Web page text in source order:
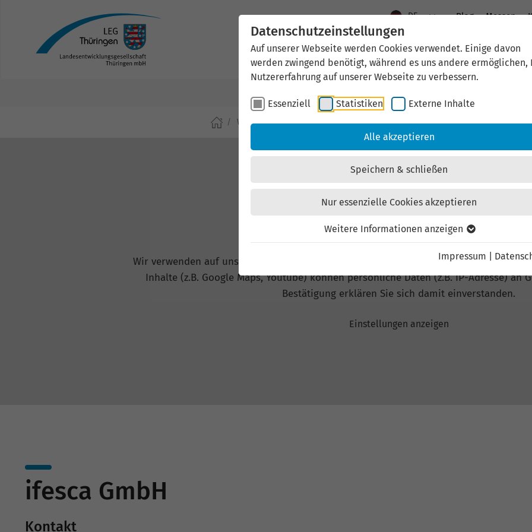
Datenschutzeinstellungen
Auf unserer Webseite werden Cookies verwendet. Einige davon
werden zwingend benötigt, während es uns andere ermöglichen,
Nutzererfahrung auf unserer Webseite zu verbessern.
Essenziell Statistiken Externe Inhalte
Alle akzeptieren
Speichern & schließen
Nur essenzielle Cookies akzeptieren
Weitere Informationen anzeigen
Impressum
DE Blog Messen
Aktuelles Standort Thüringen
Wirtschaftsförderung Investieren & Ansiedeln Unternehmen &
Externen Inhalt laden
Wir verwenden auf unserer Website externe Inhalte, um Ihnen zusätzliche
Inhalte (z.B. Google Maps, Youtube) können persönliche Daten (z.B. IP-Adresse) an
Bestätigung erklären Sie sich damit einverstanden.
Einstellungen anzeigen
ifesca GmbH
Kontakt